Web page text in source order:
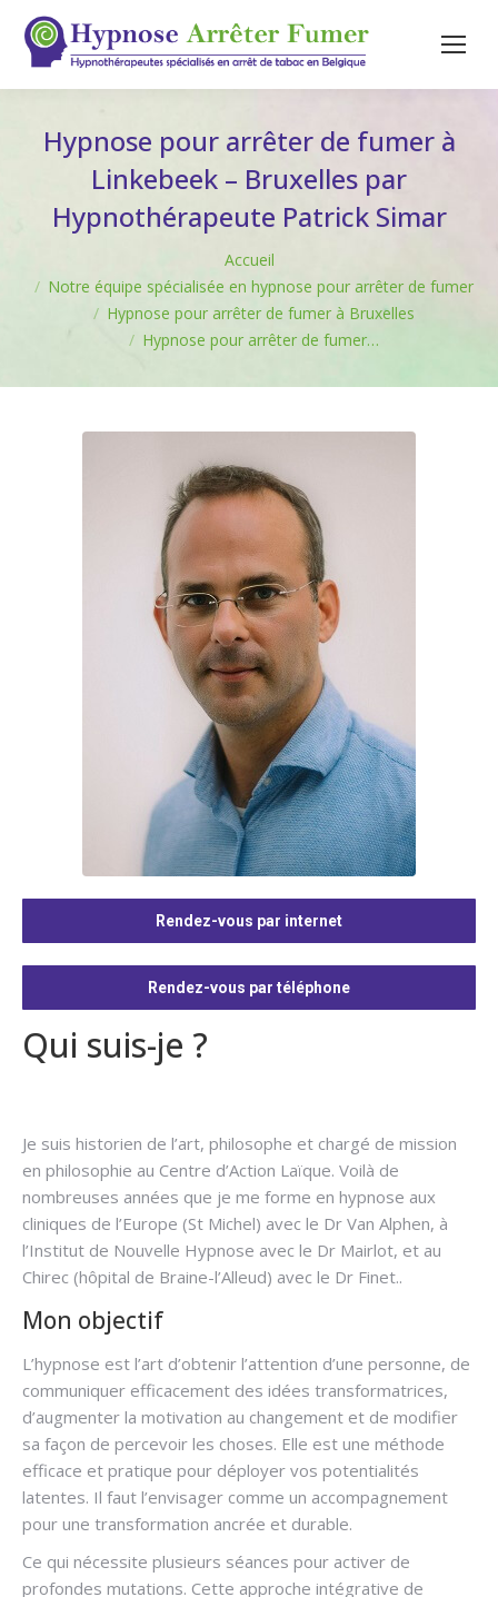
Hypnose pour arrêter de fumer à
Linkebeek – Bruxelles par
Hypnothérapeute Patrick Simar
Accueil
Notre équipe spécialisée en hypnose pour arrêter de fumer
Hypnose pour arrêter de fumer à Bruxelles
Hypnose pour arrêter de fumer…
Qui suis-je ?
Je suis historien de l’art, philosophe et chargé de mission
en philosophie au Centre d’Action Laïque. Voilà de
nombreuses années que je me forme en hypnose aux
cliniques de l’Europe (St Michel) avec le Dr Van Alphen, à
l’Institut de Nouvelle Hypnose avec le Dr Mairlot, et au
Chirec (hôpital de Braine-l’Alleud) avec le Dr Finet..
Mon objectif
L’hypnose est l’art d’obtenir l’attention d’une personne, de
communiquer efficacement des idées transformatrices,
d’augmenter la motivation au changement et de modifier
sa façon de percevoir les choses. Elle est une méthode
efficace et pratique pour déployer vos potentialités
latentes. Il faut l’envisager comme un accompagnement
pour une transformation ancrée et durable.
Ce qui nécessite plusieurs séances pour activer de
profondes mutations. Cette approche intégrative de
Rendez-vous par internet
Rendez-vous par téléphone